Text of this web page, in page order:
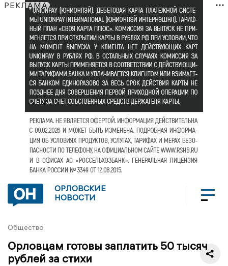
РЕКЛАМА
ОРЛОВСКИЕ
НОВОСТИ
Общество
Орловцам готовы заплатить 50 тысяч
рублей за стихи